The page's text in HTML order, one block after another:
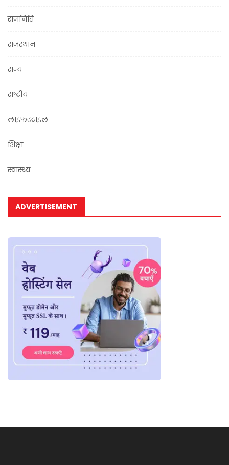
राजनिति
राजस्थान
राज्य
राष्ट्रीय
लाइफस्टाइल
शिक्षा
स्वास्थ्य
ADVERTISEMENT